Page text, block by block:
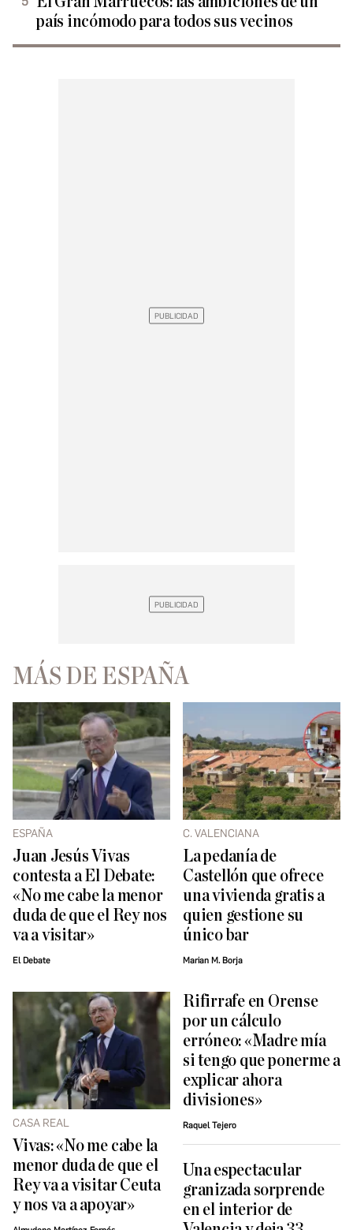
país incómodo para todos sus vecinos
MÁS DE ESPAÑA
ESPAÑA
Juan Jesús Vivas
contesta a El Debate:
«No me cabe la menor
duda de que el Rey nos
va a visitar»
El Debate
C. VALENCIANA
La pedanía de
Castellón que ofrece
una vivienda gratis a
quien gestione su
único bar
Marian M. Borja
CASA REAL
Vivas: «No me cabe la
menor duda de que el
Rey va a visitar Ceuta
y nos va a apoyar»
Rifirrafe en Orense
por un cálculo
erróneo: «Madre mía
si tengo que ponerme a
explicar ahora
divisiones»
Raquel Tejero
Una espectacular
granizada sorprende
en el interior de